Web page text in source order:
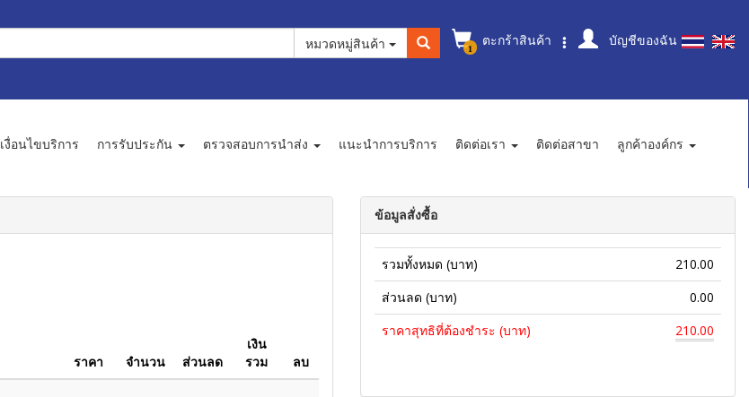
1 ตะกร้าสินค้า บัญชีของฉัน
หมวดหมู่สินค้า
เงื่อนไขบริการ การรับประกัน ตรวจสอบการนำส่ง แนะนำการบริการ ติดต่อเรา ติดต่อสาขา
ลูกค้าองค์กร
ราคา จำนวน ส่วนลด
เงิน
รวม
ลบ
ข้อมูลสั่งซื้อ
รวมทั้งหมด (บาท)
210.00
ส่วนลด (บาท)
0.00
ราคาสุทธิที่ต้องชำระ (บาท)
210.00